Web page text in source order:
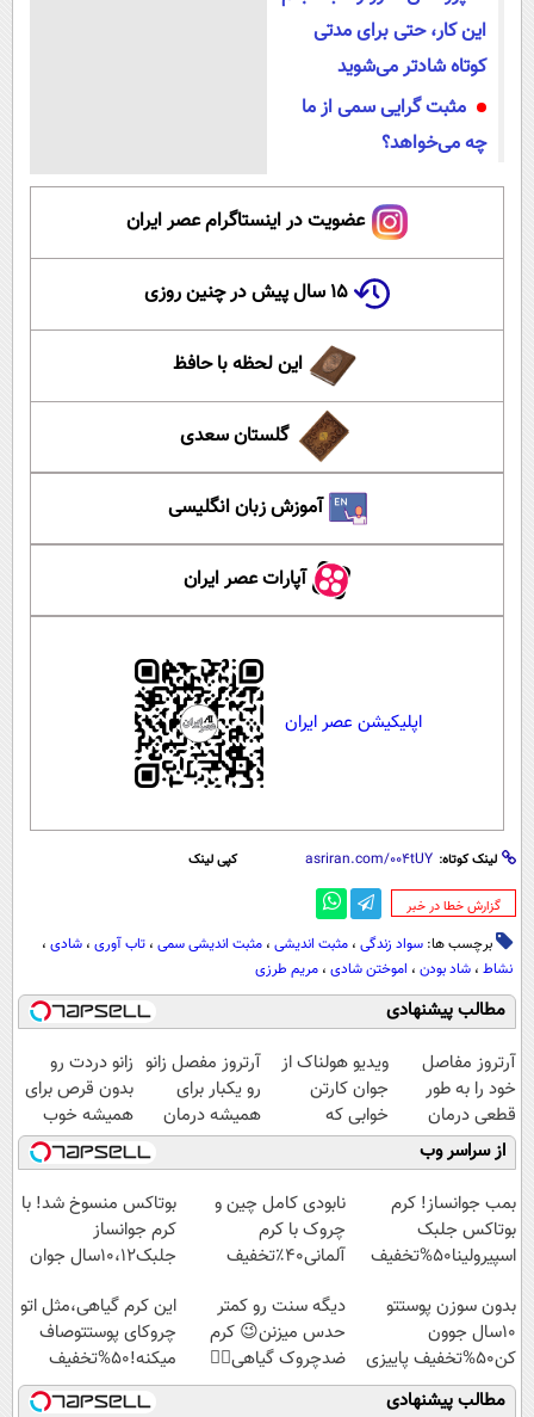
این کار، حتی برای مدتی
کوتاه شادتر می‌شوید
مثبت‌ گرایی سمی از ما
چه می‌خواهد؟
عضویت در اینستاگرام عصر ایران
۱۵ سال پیش در چنین روزی
این لحظه با حافظ
گلستان سعدی
آموزش زبان انگلیسی
آپارات عصر ایران
اپلیکیشن عصر ایران
لینک کوتاه: کپی لینک
‌گزارش خطا در خبر
برچسب ها: سواد زندگی ، مثبت اندیشی ، مثبت اندیشی سمی ، تاب آوری ، شادی ،
نشاط ، شاد بودن ، اموختن شادی ، مریم طرزی
مطالب پیشنهادی
آرتروز مفاصل
خود را به طور
قطعی درمان
کنید!
◗پرسش‌نامه◖
ویدیو هولناک از
جوان کارتن
خوابی که
میلیاردر شد.
آموزش رایگان
آرتروز مفصل زانو
رو یکبار برای
همیشه درمان
کن!
◗پرسش‌نامه◖
زانو دردت رو
بدون قرص برای
همیشه خوب
کن! (قدم اول،
پرسش‌نامه)
از سراسر وب
بمب جوانساز! کرم
بوتاکس جلبک
اسپیرولینا50%تخفیف
نابودی کامل چین و
چروک با کرم
آلمانی۴۰٪تخفیف
بوتاکس منسوخ شد! با
کرم جوانساز
جلبک10،12سال جوان
بدون سوزن پوستتو
10سال جوون
کن50%تخفیف پاییزی
دیگه سنت رو کمتر
حدس میزنن😉 کرم
ضدچروک گیاهی👈🏻
45%تخفیف
این کرم گیاهی،مثل اتو
چروکای پوستتوصاف
میکنه!50%تخفیف
مطالب پیشنهادی